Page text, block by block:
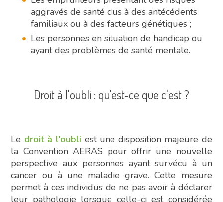
aggravés de santé dus à des antécédents
familiaux ou à des facteurs génétiques ;
Les personnes en situation de handicap ou
ayant des problèmes de santé mentale.
Droit à l'oubli : qu'est-ce que c'est ?
Le droit à l'oubli est une disposition majeure de
la Convention AERAS pour offrir une nouvelle
perspective aux personnes ayant survécu à un
cancer ou à une maladie grave. Cette mesure
permet à ces individus de ne pas avoir à déclarer
leur pathologie lorsque celle-ci est considérée